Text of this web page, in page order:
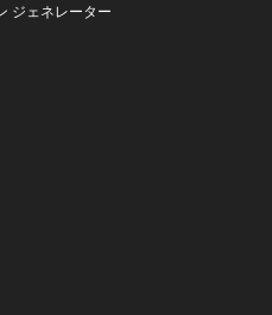
ジェネレーター